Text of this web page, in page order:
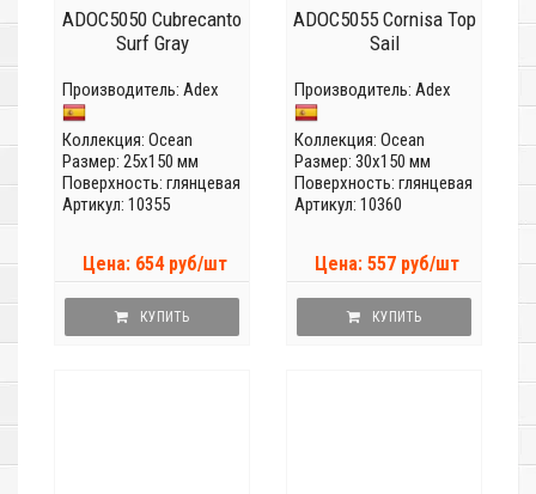
ADOC5050 Cubrecanto
Surf Gray
Производитель: Adex
Коллекция: Ocean
Размер: 25x150 мм
Поверхность: глянцевая
Артикул: 10355
Цена: 654 руб/шт
КУПИТЬ
ADOC5055 Cornisa Top
Sail
Производитель: Adex
Коллекция: Ocean
Размер: 30x150 мм
Поверхность: глянцевая
Артикул: 10360
Цена: 557 руб/шт
КУПИТЬ